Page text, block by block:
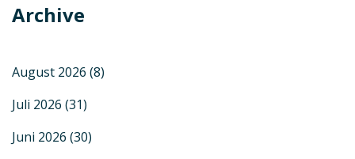
Archive
August 2026 (8)
Juli 2026 (31)
Juni 2026 (30)